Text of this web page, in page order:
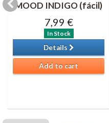
MOOD INDIGO (fácil)
7,99 €
In Stock
Details
Add to cart